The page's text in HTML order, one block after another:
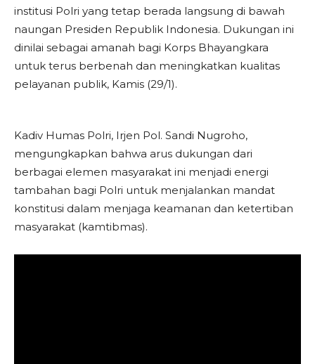
institusi Polri yang tetap berada langsung di bawah
naungan Presiden Republik Indonesia. Dukungan ini
dinilai sebagai amanah bagi Korps Bhayangkara
untuk terus berbenah dan meningkatkan kualitas
pelayanan publik, Kamis (29/1).
​Kadiv Humas Polri, Irjen Pol. Sandi Nugroho,
mengungkapkan bahwa arus dukungan dari
berbagai elemen masyarakat ini menjadi energi
tambahan bagi Polri untuk menjalankan mandat
konstitusi dalam menjaga keamanan dan ketertiban
masyarakat (kamtibmas).